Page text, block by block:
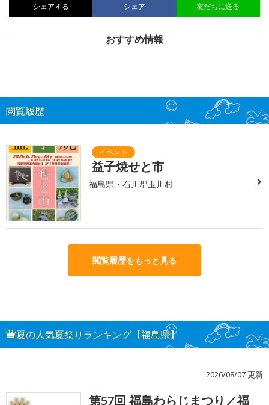
シェアする シェア 友だちに送る
おすすめ情報
閲覧履歴
益子焼せと市
福島県・石川郡玉川村
閲覧履歴をもっと見る
夏の人気夏祭りランキング【福島県】
2026/08/07 更新
第57回 福島わらじまつり／福